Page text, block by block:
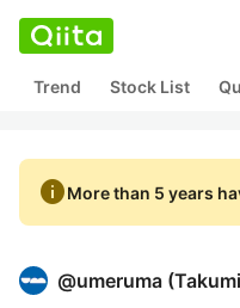
Trend Stock List
infoMore than 5 years
@umeruma (